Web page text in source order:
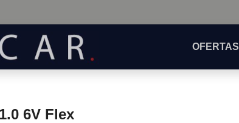
OFERTAS
6V Flex